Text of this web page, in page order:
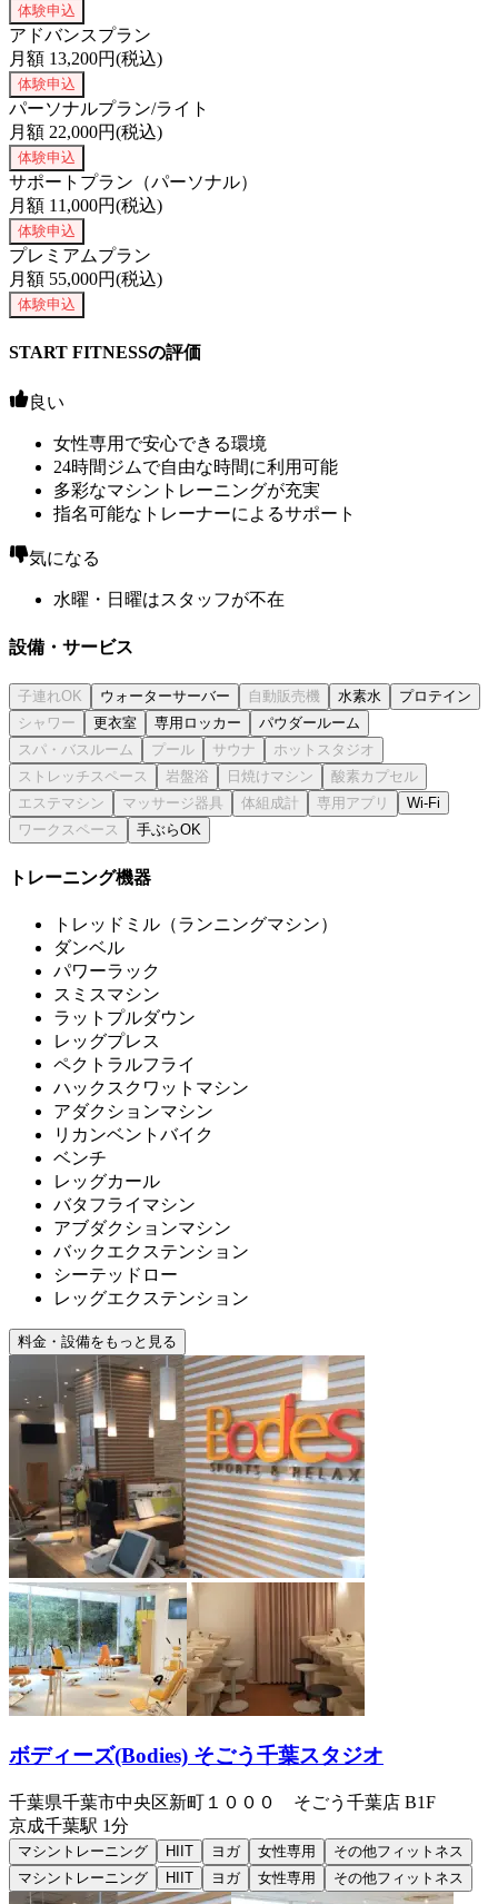
体験申込
アドバンスプラン
月額 13,200円(税込)
体験申込
パーソナルプラン/ライト
月額 22,000円(税込)
体験申込
サポートプラン（パーソナル）
月額 11,000円(税込)
体験申込
プレミアムプラン
月額 55,000円(税込)
体験申込
START FITNESSの評価
良い
女性専用で安心できる環境
24時間ジムで自由な時間に利用可能
多彩なマシントレーニングが充実
指名可能なトレーナーによるサポート
気になる
水曜・日曜はスタッフが不在
設備・サービス
ウォーターサーバー 水素水
プロテイン
更衣室
専用ロッカー パウダールーム
Wi-Fi
手ぶらOK
トレーニング機器
トレッドミル（ランニングマシン）
ダンベル
パワーラック
スミスマシン
ラットプルダウン
レッグプレス
ペクトラルフライ
ハックスクワットマシン
アダクションマシン
リカンベントバイク
ベンチ
レッグカール
バタフライマシン
アブダクションマシン
バックエクステンション
シーテッドロー
レッグエクステンション
料金・設備をもっと見る
ボディーズ(Bodies) そごう千葉スタジオ
千葉県千葉市中央区新町１０００ そごう千葉店 B1F
京成千葉駅 1分
マシントレーニング HIIT ヨガ 女性専用
その他フィットネス
マシントレーニング
HIIT ヨガ 女性専用 その他フィットネス